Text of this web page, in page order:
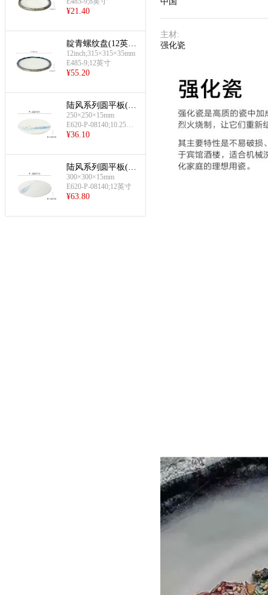
¥21.40
靛青螺纹盘(12英
寸)
12inch;315×315×35mm
E485-9;12英寸
¥55.20
陆风系列圆平板(1
0.25英寸)
250×250×15mm
E620-P-08140;10.25英
寸
¥36.10
陆风系列圆平板(12
英寸)
300×300×15mm
E620-P-08140;12英寸
¥63.80
主材:
强化瓷